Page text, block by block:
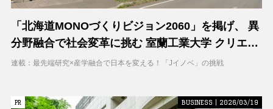
「北海道MONOづくりビジョン2060」を掲げ、 異
分野融合で社会変革に挑む 室蘭工業大学 クリエイ
ティブコラボレーションセンター（CCC）
連載：最先端研究×産学融合で日本を変える！「Jイノベ」の挑戦
PR
PR BUSINESS | 2026/03/19